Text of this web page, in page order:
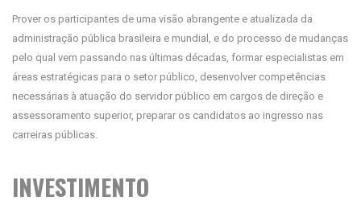
Prover os participantes de uma visão abrangente e atualizada da
administração pública brasileira e mundial, e do processo de mudanças
pelo qual vem passando nas últimas décadas, formar especialistas em
áreas estratégicas para o setor público, desenvolver competências
necessárias à atuação do servidor público em cargos de direção e
assessoramento superior, preparar os candidatos ao ingresso nas
carreiras públicas.
INVESTIMENTO